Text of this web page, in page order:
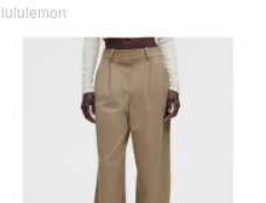
lululemon